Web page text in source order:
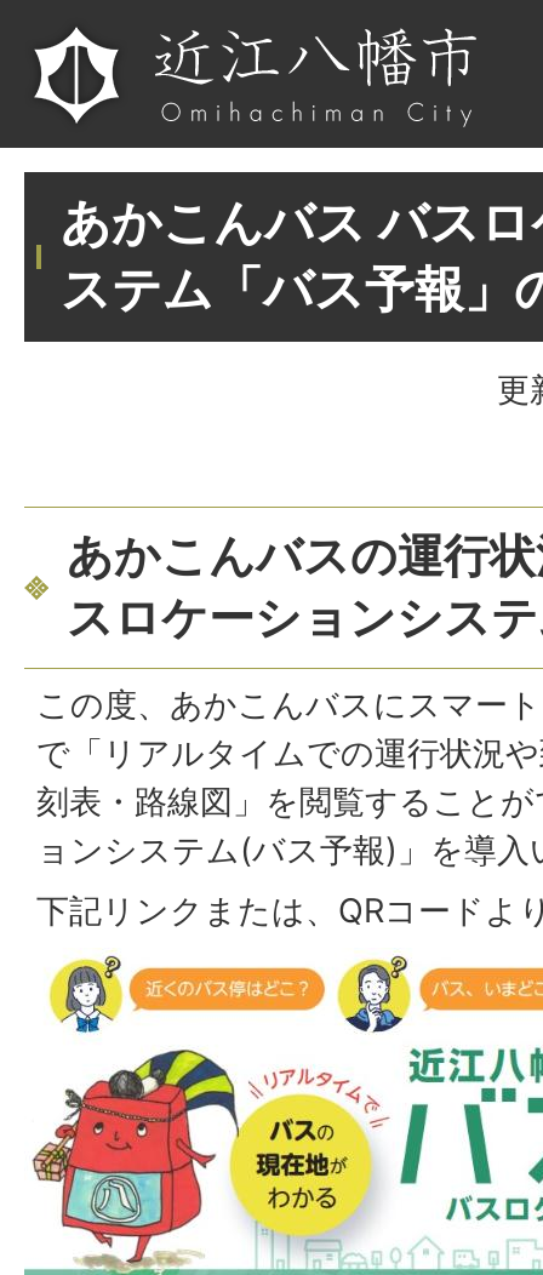
あかこんバス バス
ステム「バス予報」
更
あかこんバスの運行
スロケーションシス
この度、あかこんバスにスマー
で「リアルタイムでの運行状況
刻表・路線図」を閲覧すること
ョンシステム(バス予報)」を導
下記リンクまたは、QRコードよ